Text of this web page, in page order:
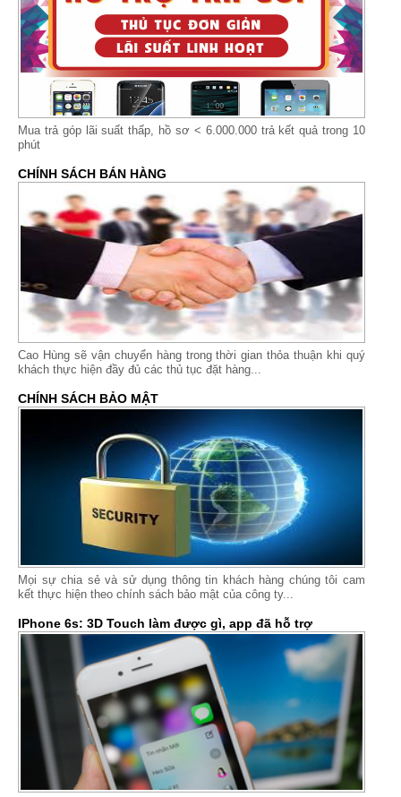
Mua trả góp lãi suất thấp, hồ sơ < 6.000.000 trả kết quả trong 10
phút
CHÍNH SÁCH BÁN HÀNG
Cao Hùng sẽ vận chuyển hàng trong thời gian thỏa thuận khi quý
khách thực hiện đầy đủ các thủ tục đặt hàng...
CHÍNH SÁCH BẢO MẬT
Mọi sự chia sẻ và sử dụng thông tin khách hàng chúng tôi cam
kết thực hiện theo chính sách bảo mật của công ty...
IPhone 6s: 3D Touch làm được gì, app đã hỗ trợ